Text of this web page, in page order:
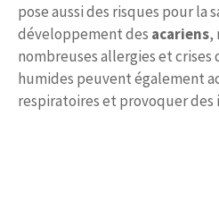
pose aussi des risques pour la
développement des acariens,
nombreuses allergies et crises
humides peuvent également
respiratoires et provoquer